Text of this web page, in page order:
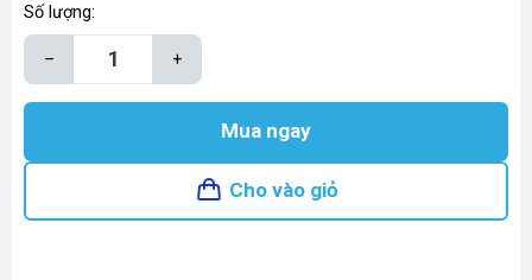
Số lượng:
– +
Mua ngay
Cho vào giỏ